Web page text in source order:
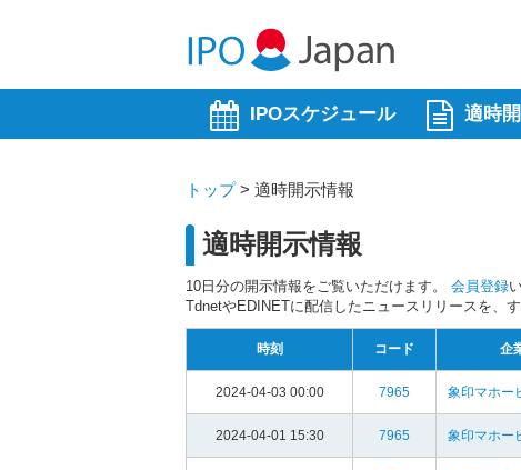
IPOスケジュール 適時
トップ> 適時開示情報
適時開示情報
10日分の開示情報をご覧いただけます。 会員登録
TdnetやEDINETに配信したニュースリリースを、
時刻 コード 企
2024-04-03 00:00 7965 象印マホー
2024-04-01 15:30 7965 象印マホー